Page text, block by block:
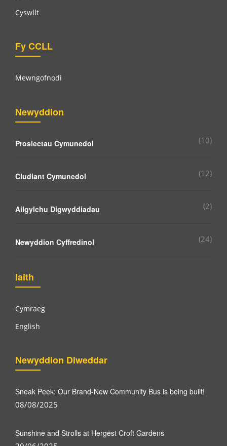
Cyswllt
Fy CCLL
Mewngofnodi
Newyddion
Prosiectau Cymunedol (10)
Cludiant Cymunedol (12)
Ailgylchu Digwyddiadau (2)
Newyddion Cyffredinol (24)
Iaith
Cymraeg
English
Newyddion Diweddar
Sneak Peek: Our Brand-New Community Bus is being built!
08/08/2025
Sunshine and Strolls at Hergest Croft Gardens